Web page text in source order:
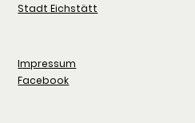
Stadt Eichstätt
Impressum
Facebook